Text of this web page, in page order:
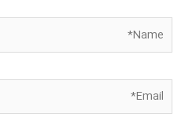
Email*